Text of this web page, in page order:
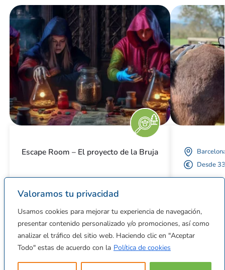
Valoramos tu privacidad
Usamos cookies para mejorar tu experiencia de navegación,
presentar contenido personalizado y/o promociones, así como
analizar el tráfico del sitio web. Haciendo clic en "Aceptar
Todo" estas de acuerdo con la Política de cookies
Escape Room – El proyecto de la Bruja
Desde 18€
Desde